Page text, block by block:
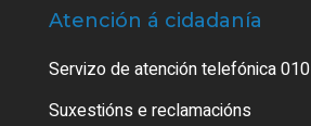
Atención á cidadanía
Servizo de atención telefónica 010
Suxestións e reclamacións